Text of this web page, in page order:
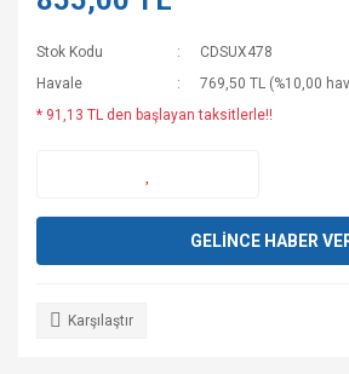
Stok Kodu
CDSUX478
Havale
769,50 TL (%10,00
* 91,13 TL den başlayan taksitlerle!!
GELİNCE HABER
Karşılaştır